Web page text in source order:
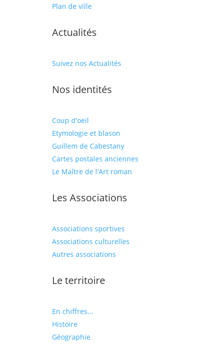
Plan de ville
Actualités
Suivez nos Actualités
Nos identités
Coup d'oeil
Etymologie et blason
Guillem de Cabestany
Cartes postales anciennes
Le Maître de l'Art roman
Les Associations
Associations sportives
Associations culturelles
Autres associations
Le territoire
En chiffres...
Histoire
Géographie